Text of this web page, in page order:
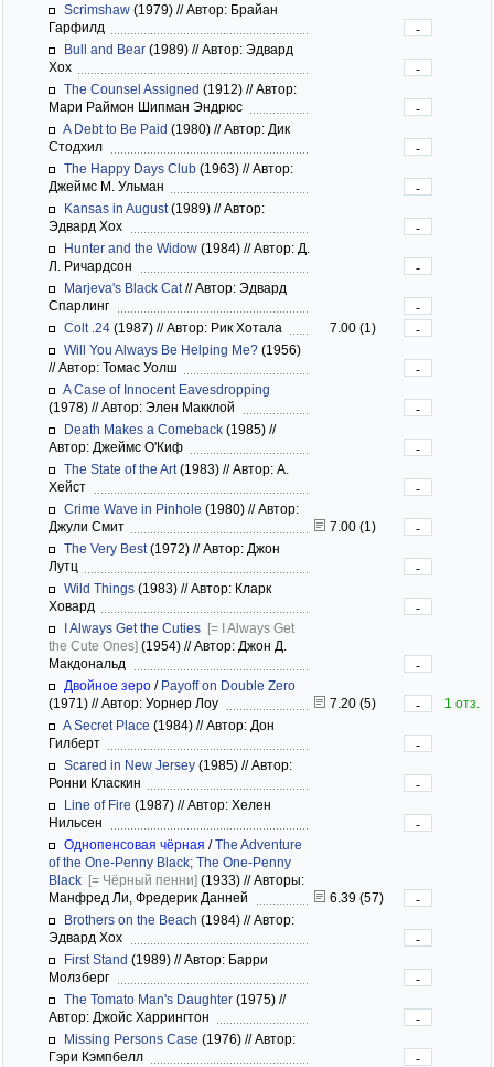
Scrimshaw (1979) //Автор: Брайан
Гарфилд
-
Bull and Bear (1989) //Автор: Эдвард
Хох
-
The Counsel Assigned (1912) //Автор:
Мари Раймон Шипман Эндрюс
-
A Debt to Be Paid (1980) //Автор: Дик
Стодхил
-
The Happy Days Club (1963) //Автор:
Джеймс М. Ульман
-
Kansas in August(1989) //Автор:
Эдвард Хох
-
Hunter and the Widow (1984) //Автор: Д.
Л. Ричардсон
-
Marjeva's Black Cat //Автор: Эдвард
Спарлинг
-
Colt .24 (1987) //Автор: Рик Хотала 7.00 (1)
-
Will You Always Be Helping Me? (1956)
//Автор: Томас Уолш
-
A Case of Innocent Eavesdropping
(1978) //Автор: Элен Макклой
-
Death Makes a Comeback (1985) //
Автор: Джеймс О'Киф
-
The State of the Art(1983) //Автор: А.
Хейст
-
Crime Wave in Pinhole (1980) //Автор:
Джули Смит
7.00 (1)
-
The Very Best(1972) //Автор: Джон
Лутц
-
Wild Things (1983) //Автор: Кларк
Ховард
-
I Always Get the Cuties [= I Always Get
the Cute Ones] (1954) //Автор: Джон Д.
Макдональд
-
Двойное зеро / Payoff on Double Zero
(1971) //Автор: Уорнер Лоу 7.20 (5) -
1 отз.
A Secret Place (1984) //Автор: Дон
Гилберт
-
Scared in New Jersey (1985) //Автор:
Ронни Класкин
-
Line of Fire (1987) //Автор: Хелен
Нильсен
-
Однопенсовая чёрная /The Adventure
of the One-Penny Black; The One-Penny
Black [= Чёрный пенни] (1933) //Авторы:
Манфред Ли, Фредерик Данней
6.39 (57)
-
Brothers on the Beach (1984) //Автор:
Эдвард Хох
-
First Stand (1989) //Автор: Барри
Молзберг
-
The Tomato Man's Daughter (1975) //
Автор: Джойс Харрингтон
-
Missing Persons Case (1976) //Автор:
Гэри Кэмпбелл
-